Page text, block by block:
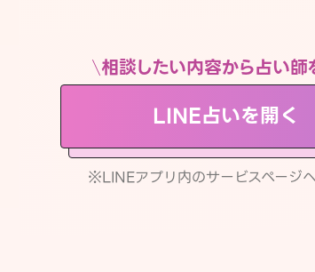
相談したい内容から占い師
LINE占いを開く
※LINEアプリ内のサービスページ